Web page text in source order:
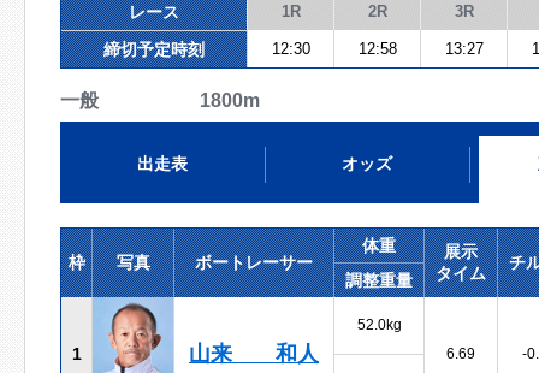
レース 1R 2R 3R
締切予定時刻 12:30 12:58 13:27
一般 1800m
出走表 オッズ
枠 写真 ボートレーサー
体重
展示
タイム
チ
調整重量
1 山来 和人
52.0kg
6.69
-